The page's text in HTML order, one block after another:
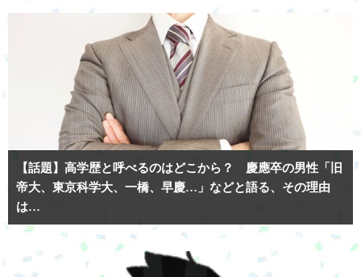
【話題】高学歴と呼べるのはどこから？ 慶應卒の男性「旧
帝大、東京科学大、一橋、早慶…」などと語る、その理由
は…